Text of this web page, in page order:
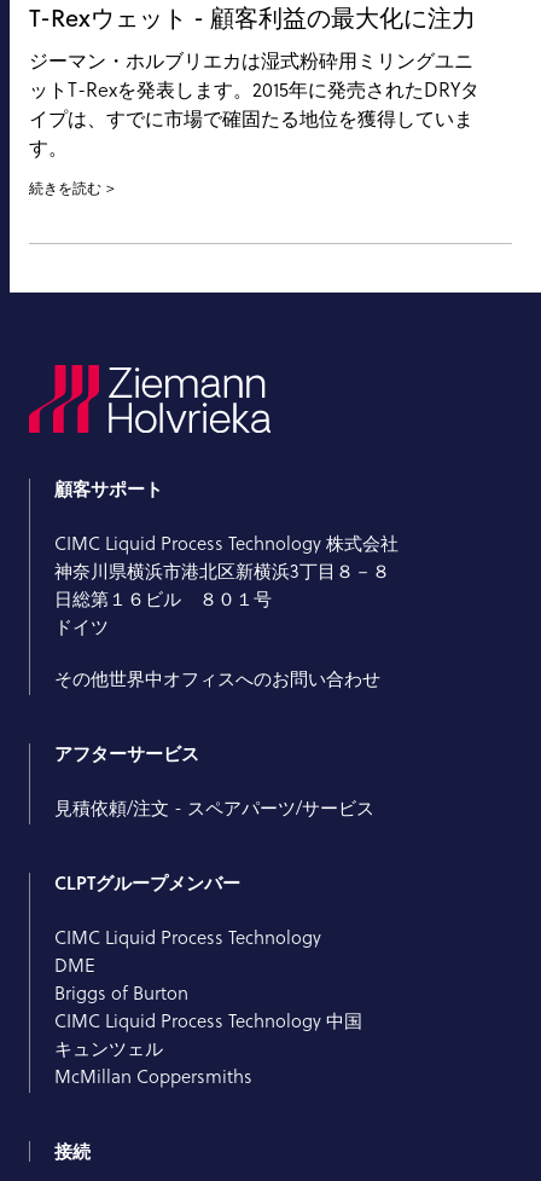
T-Rexウェット - 顧客利益の最大化に注力
ジーマン・ホルブリエカは湿式粉砕用ミリングユニ
ットT-Rexを発表します。2015年に発売されたDRYタ
イプは、すでに市場で確固たる地位を獲得していま
す。
続きを読む
顧客サポート
CIMC Liquid Process Technology 株式会社
神奈川県横浜市港北区新横浜3丁目８－８
日総第１６ビル ８０１号
ドイツ
その他世界中オフィスへのお問い合わせ
アフターサービス
見積依頼/注文 - スペアパーツ/サービス
CLPTグループメンバー
CIMC Liquid Process Technology
DME
Briggs of Burton
CIMC Liquid Process Technology 中国
キュンツェル
McMillan Coppersmiths
接続